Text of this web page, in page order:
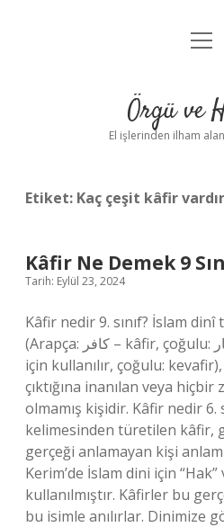
Anasayfa
Yasal
Örgü ve
El işlerinden ilham
Etiket: Kaç çeşit kâfir vardır
Kâfir Ne Demek 9
Tarih: Eylül 23, 2024
Kâfir nedir 9. sınıf? İslam
(Arapça: كافر – kâfir, çoğulu: كفّار – kuffār, kadınlar
için kullanılır, çoğulu:
çıktığına inanılan veya
olmamış kişidir. Kâfir nedir 6.
kelimesinden türetilen kâfir,
gerçeği anlamayan kişi
Kerim’de İslam dini için
kullanılmıştır. Kâfirler bu
bu isimle anılırlar. Dinimize